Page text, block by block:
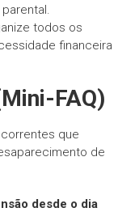
todos os
financeira
FAQ)
que
de
desde o dia